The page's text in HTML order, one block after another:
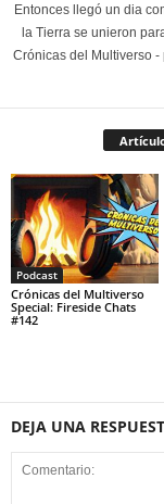
Entonces llegó un dia
la Tierra se unieron
Crónicas del Multiverso
Podcast
Crónicas del Multiverso
Special: Fireside Chats
#142
DEJA UNA